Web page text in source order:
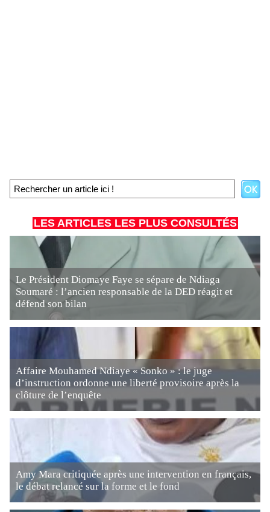
LES ARTICLES LES PLUS CONSULTÉS
Le Président Diomaye Faye se sépare de Ndiaga
Soumaré : l’ancien responsable de la DED réagit et
défend son bilan
Affaire Mouhamed Ndiaye « Sonko » : le juge
d’instruction ordonne une liberté provisoire après la
clôture de l’enquête
Amy Mara critiquée après une intervention en français,
le débat relancé sur la forme et le fond